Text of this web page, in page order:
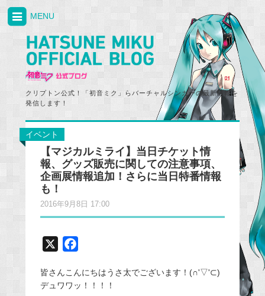
クリプトン公式！「初音ミク」らバーチャルシンガーの最新情報を
発信します！
MENU
イベント
【マジカルミライ】当日チケット情
報、グッズ販売に関しての注意事項、
企画展情報追加！さらに当日特番情報
も！
2016年9月8日 17:00
c
e
皆さんこんにちはうさ太でございます！(∩'▽'⊂)
デュワワッ！！！！